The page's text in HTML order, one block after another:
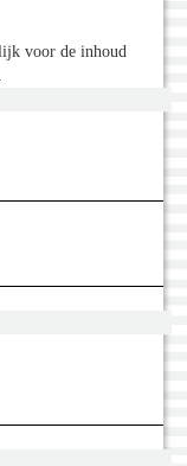
voor de inhoud